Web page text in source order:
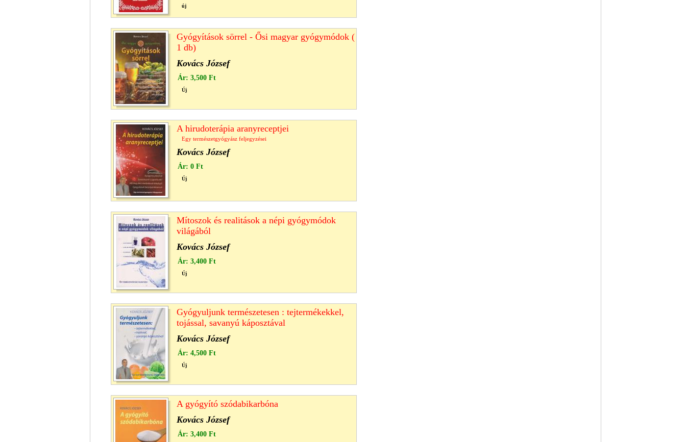
új
Gyógyítások sörrel - Ősi magyar gyógymódok (
1 db)
Kovács József
Ár: 3,500 Ft
Új
A hirudoterápia aranyreceptjei
Egy természetgyógyász feljegyzései
Kovács József
Ár: 0 Ft
Új
Mítoszok és realitások a népi gyógymódok
világából
Kovács József
Ár: 3,400 Ft
Új
Gyógyuljunk természetesen : tejtermékekkel,
tojással, savanyú káposztával
Kovács József
Ár: 4,500 Ft
Új
A gyógyító szódabikarbóna
Kovács József
Ár: 3,400 Ft